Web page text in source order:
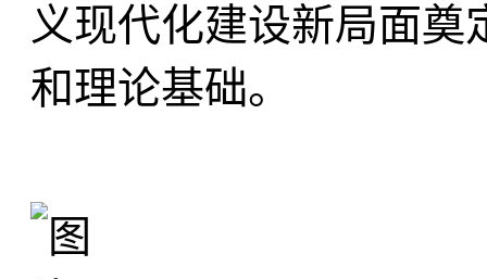
义现代化建设新局面奠
和理论基础。